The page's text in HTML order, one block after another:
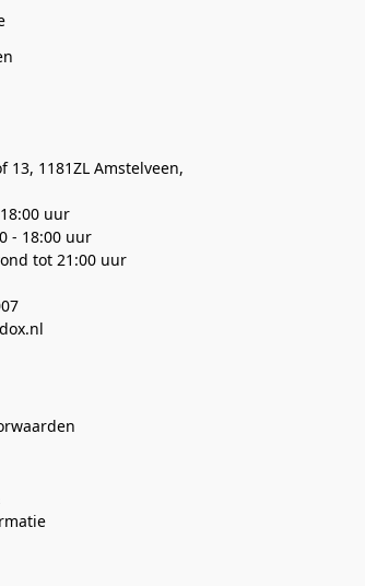
13, 1181ZL Amstelveen,
uur
- 18:00 uur
tot 21:00 uur